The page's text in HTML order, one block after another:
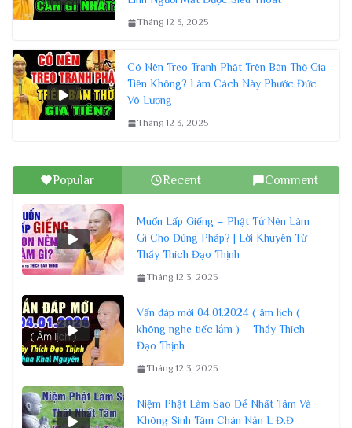
Tháng 12 3, 2025
Có Nên Treo Tranh Phật Trên Bàn Thờ Gia
Tiên Không? Làm Cách Này Phước Đức
Vô Lượng
Tháng 12 3, 2025
Popular Recent Comment
Muốn Lấp Giếng – Phật Tử Nên Làm
Gì Cho Đúng Pháp? | Lời Khuyên Từ
Thầy Thích Đạo Thịnh
Tháng 12 3, 2025
Vấn đáp mới 04.01.2024 ( âm lịch (
không nghe tiếc lắm ) – Thầy Thích
Đạo Thịnh
Tháng 12 3, 2025
Niệm Phật Làm Sao Để Nhất Tâm Và
Không Sinh Tâm Chán Nản L Đ.Đ